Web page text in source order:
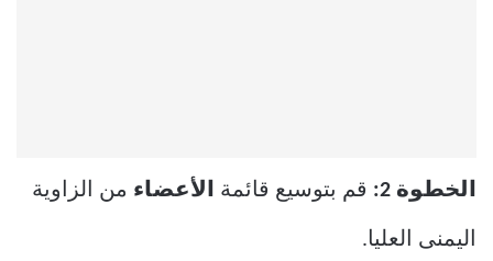
الخطوة 2: قم بتوسيع قائمة الأعضاء من الزاوية
اليمنى العليا.